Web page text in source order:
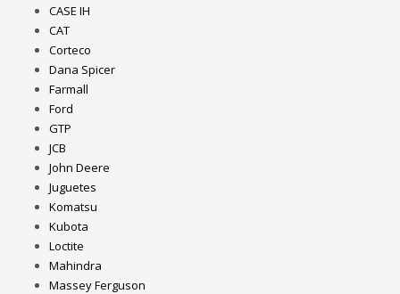
CASE IH
CAT
Corteco
Dana Spicer
Farmall
Ford
GTP
JCB
John Deere
Juguetes
Komatsu
Kubota
Loctite
Mahindra
Massey Ferguson